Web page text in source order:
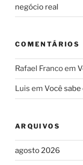
negócio real
COMENTÁRIOS
Rafael Francoem
Luis em Você sabe
ARQUIVOS
agosto 2026